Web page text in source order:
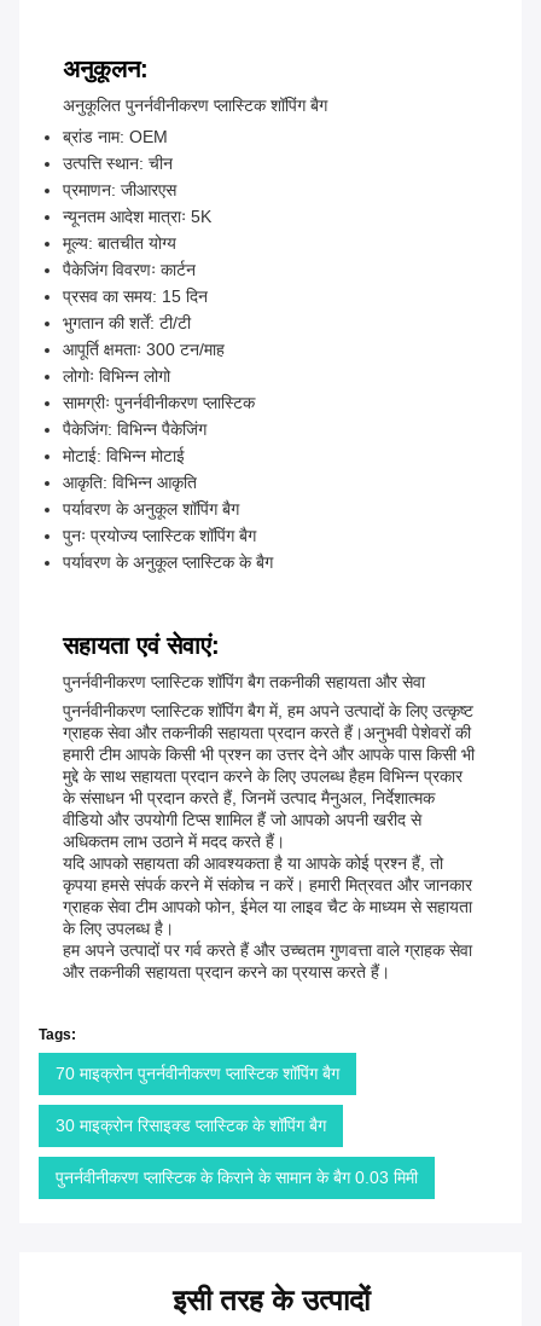
अनुकूलन:
अनुकूलित पुनर्नवीनीकरण प्लास्टिक शॉपिंग बैग
ब्रांड नाम: OEM
उत्पत्ति स्थान: चीन
प्रमाणन: जीआरएस
न्यूनतम आदेश मात्राः 5K
मूल्य: बातचीत योग्य
पैकेजिंग विवरणः कार्टन
प्रसव का समय: 15 दिन
भुगतान की शर्तें: टी/टी
आपूर्ति क्षमताः 300 टन/माह
लोगोः विभिन्न लोगो
सामग्रीः पुनर्नवीनीकरण प्लास्टिक
पैकेजिंग: विभिन्न पैकेजिंग
मोटाई: विभिन्न मोटाई
आकृति: विभिन्न आकृति
पर्यावरण के अनुकूल शॉपिंग बैग
पुनः प्रयोज्य प्लास्टिक शॉपिंग बैग
पर्यावरण के अनुकूल प्लास्टिक के बैग
सहायता एवं सेवाएं:
पुनर्नवीनीकरण प्लास्टिक शॉपिंग बैग तकनीकी सहायता और सेवा
पुनर्नवीनीकरण प्लास्टिक शॉपिंग बैग में, हम अपने उत्पादों के लिए उत्कृष्ट
ग्राहक सेवा और तकनीकी सहायता प्रदान करते हैं।अनुभवी पेशेवरों की
हमारी टीम आपके किसी भी प्रश्न का उत्तर देने और आपके पास किसी भी
मुद्दे के साथ सहायता प्रदान करने के लिए उपलब्ध हैहम विभिन्न प्रकार
के संसाधन भी प्रदान करते हैं, जिनमें उत्पाद मैनुअल, निर्देशात्मक
वीडियो और उपयोगी टिप्स शामिल हैं जो आपको अपनी खरीद से
अधिकतम लाभ उठाने में मदद करते हैं।
यदि आपको सहायता की आवश्यकता है या आपके कोई प्रश्न हैं, तो
कृपया हमसे संपर्क करने में संकोच न करें। हमारी मित्रवत और जानकार
ग्राहक सेवा टीम आपको फोन, ईमेल या लाइव चैट के माध्यम से सहायता
के लिए उपलब्ध है।
हम अपने उत्पादों पर गर्व करते हैं और उच्चतम गुणवत्ता वाले ग्राहक सेवा
और तकनीकी सहायता प्रदान करने का प्रयास करते हैं।
Tags:
70 माइक्रोन पुनर्नवीनीकरण प्लास्टिक शॉपिंग बैग
30 माइक्रोन रिसाइक्ड प्लास्टिक के शॉपिंग बैग
पुनर्नवीनीकरण प्लास्टिक के किराने के सामान के बैग 0.03 मिमी
इसी तरह के उत्पादों